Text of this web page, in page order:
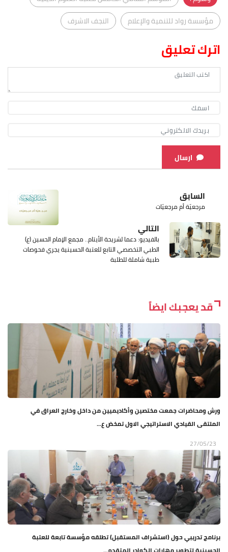
مؤسسة رواد للتنمية والإعلام
النجف الاشرف
اترك تعليق
ارسال
السابق
مرجعيّة أم مرجعيّات
التالي
بالفيديو: دعما لشريحة الأيتام.. مجمع الإمام الحسين (ع)
الطبي التخصصي التابع للعتبة الحسينية يجري فحوصات
طبية شاملة للطلبة
قد يعجبك ايضاً
ورش ومحاضرات جمعت مختصين وأكاديميين من داخل وخارج العراق في
الملتقى القيادي الاستراتيجي الاول تمخض ع...
27/05/23
برنامج تدريبي حول (استشراف المستقبل) تطلقه مؤسسة تابعة للعتبة